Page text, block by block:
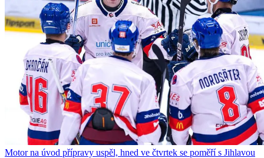
Motor na úvod přípravy uspěl, hned ve čtvrtek se poměří s Jihlavou